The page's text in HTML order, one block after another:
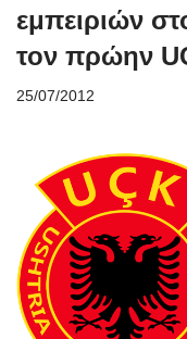
εμπειριών
τον πρώην
25/07/2012